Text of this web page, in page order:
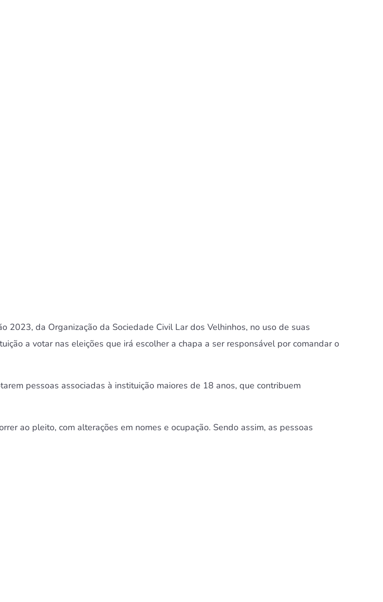
2023, da Organização da Sociedade Civil Lar dos Velhinhos, no uso de suas
a votar nas eleições que irá escolher a chapa a ser responsável por comandar o
pessoas associadas à instituição maiores de 18 anos, que contribuem
ao pleito, com alterações em nomes e ocupação. Sendo assim, as pessoas